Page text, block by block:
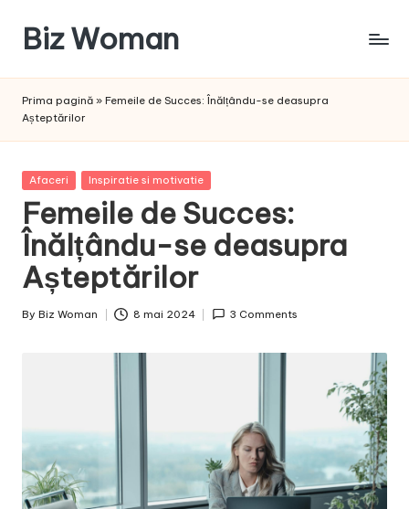
content
Biz Woman
succesul
Prima pagină » Femeile de Succes: Înălțându-se deasupra
Așteptărilor
Posted
Afaceri Inspiratie si motivatie
Femeile de Succes:
Înălțându-se deasupra
Așteptărilor
Posted
By Biz Woman 8 mai 2024 3 Comments